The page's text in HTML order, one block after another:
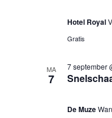
Hotel Royal
Gratis
MA
7
7 september
De Muze